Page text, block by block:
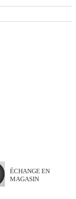
ÉCHANGE EN
MAGASIN